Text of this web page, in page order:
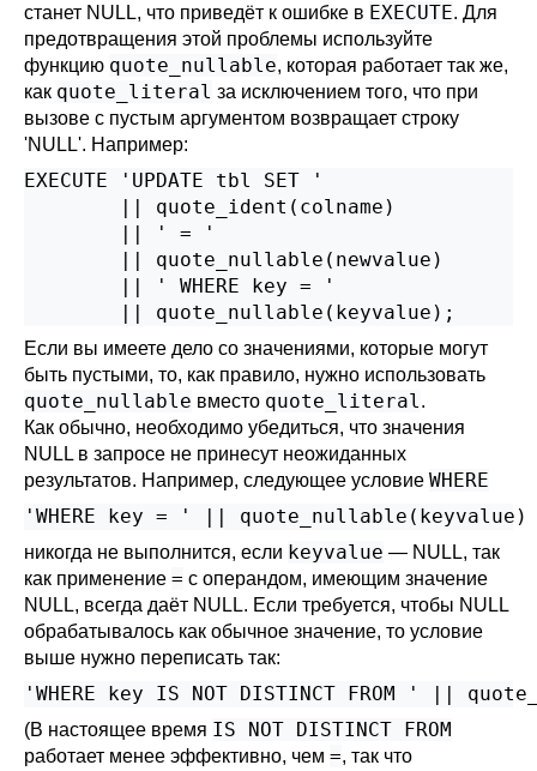
станет NULL, что приведёт к ошибке в EXECUTE. Для
предотвращения этой проблемы используйте
функцию quote_nullable, которая работает так же,
как quote_literal за исключением того, что при
вызове с пустым аргументом возвращает строку
'NULL'. Например:
EXECUTE 'UPDATE tbl SET '
        || quote_ident(colname)
        || ' = '
        || quote_nullable(newvalue)
        || ' WHERE key = '
        || quote_nullable(keyvalue);
Если вы имеете дело со значениями, которые могут
быть пустыми, то, как правило, нужно использовать
quote_nullable вместо quote_literal.
Как обычно, необходимо убедиться, что значения
NULL в запросе не принесут неожиданных
результатов. Например, следующее условие WHERE
'WHERE key = ' || quote_nullable(keyvalue)
никогда не выполнится, если keyvalue — NULL, так
как применение = с операндом, имеющим значение
NULL, всегда даёт NULL. Если требуется, чтобы NULL
обрабатывалось как обычное значение, то условие
выше нужно переписать так:
'WHERE key IS NOT DISTINCT FROM ' ||
(В настоящее время IS NOT DISTINCT FROM
работает менее эффективно, чем =, так что